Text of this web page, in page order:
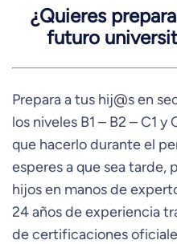
¿Quieres
futuro
Prepara a tus hij@s en
los niveles B1 – B2 – C1
que hacerlo durante el
esperes a que sea tarde,
hijos en manos de
24 años de experiencia
de certificaciones